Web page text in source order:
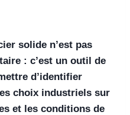
solide n’est pas
: c’est un outil de
d’identifier
choix industriels sur
et les conditions de